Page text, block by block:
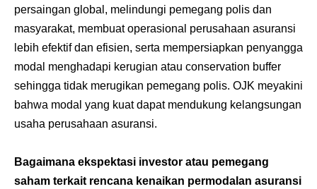
persaingan global, melindungi pemegang polis dan
masyarakat, membuat operasional perusahaan asuransi
lebih efektif dan efisien, serta mempersiapkan penyangga
modal menghadapi kerugian atau conservation buffer
sehingga tidak merugikan pemegang polis. OJK meyakini
bahwa modal yang kuat dapat mendukung kelangsungan
usaha perusahaan asuransi.
Bagaimana ekspektasi investor atau pemegang
saham terkait rencana kenaikan permodalan asuransi